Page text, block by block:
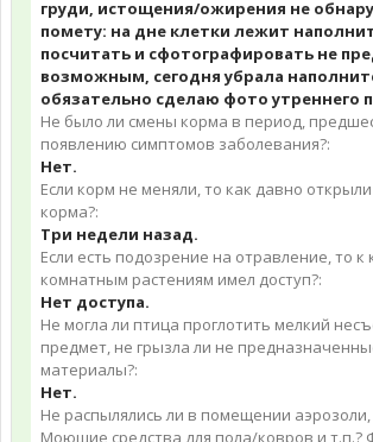
груди, истощения/ожирения не
помету: на дне клетки лежит
посчитать и сфотографировать не
возможным, сегодня убрала
обязательно сделаю фото утреннего
Не было ли смены корма в период,
появлению симптомов заболевания?:
Нет.
Если корм не меняли, то как давно
корма?:
Три недели назад.
Если есть подозрение на отравление, то к
комнатным растениям имел доступ?:
Нет доступа.
Не могла ли птица проглотить мелкий
предмет, не грызла ли не
материалы?:
Нет.
Не распылялись ли в помещении
Моющие средства для пола/ковров и т.п.?